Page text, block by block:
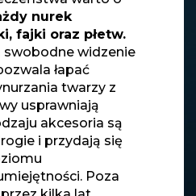
nurek
fajki oraz płetw.
swobodne widzenie
łapać
twarzy z
usprawniają
akcesoria są
i przydają się
Poza